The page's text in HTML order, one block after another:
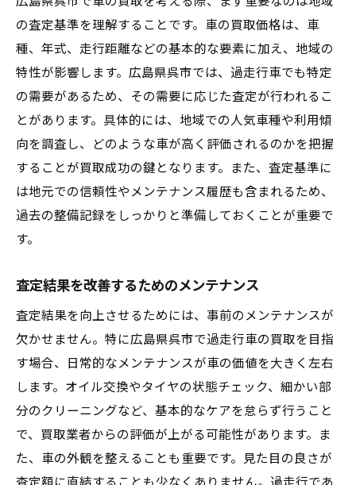
の査定基準を理解することです。車の買取価格は、車
種、年式、走行距離などの基本的な要素に加え、地域の
特性が影響します。広島県呉市では、過走行車でも特定
の需要があるため、その需要に応じた査定が行われるこ
とがあります。具体的には、地域での人気車種や利用傾
向を調査し、どのような車が高く評価されるのかを把握
することが買取成功の鍵となります。また、査定基準に
は地元での信頼性やメンテナンス履歴も含まれるため、
過去の整備記録をしっかりと準備しておくことが重要で
す。
査定結果を改善するためのメンテナンス
査定結果を向上させるためには、事前のメンテナンスが
欠かせません。特に広島県呉市で過走行車の買取を目指
す場合、日常的なメンテナンスが車の価値を大きく左右
します。オイル交換やタイヤの状態チェック、細かい部
分のクリーニングなど、基本的なケアを怠らず行うこと
で、買取業者からの評価が上がる可能性があります。ま
た、車の外観を整えることも重要です。見た目の良さが